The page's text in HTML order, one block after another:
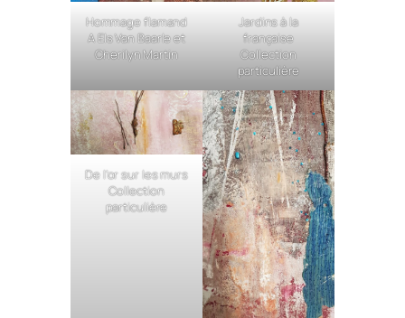
Hommage flamand
A Els Van Baarle et
Cherilyn Martin
Jardins à la
française
Collection
particulière
De l’or sur les murs
Collection
particulière